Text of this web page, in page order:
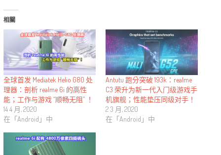
相關
全球首发 Mediatek Helio G80 处
理器：剖析 realme 6i 的高性
能；工作与游戏 “顺畅无阻” ！
14 4 月, 2020
在「Android」中
Antutu 跑分突破 193k：realme
C3 荣升为新一代入门级游戏手
机旗舰；性能垫压同级对手！
2 3 月, 2020
在「Android」中